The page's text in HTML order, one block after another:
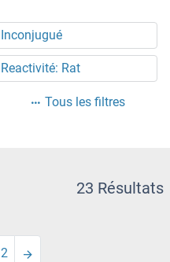
Inconjugué
Reactivité: Rat
Tous les filtres
23 Résultats
2